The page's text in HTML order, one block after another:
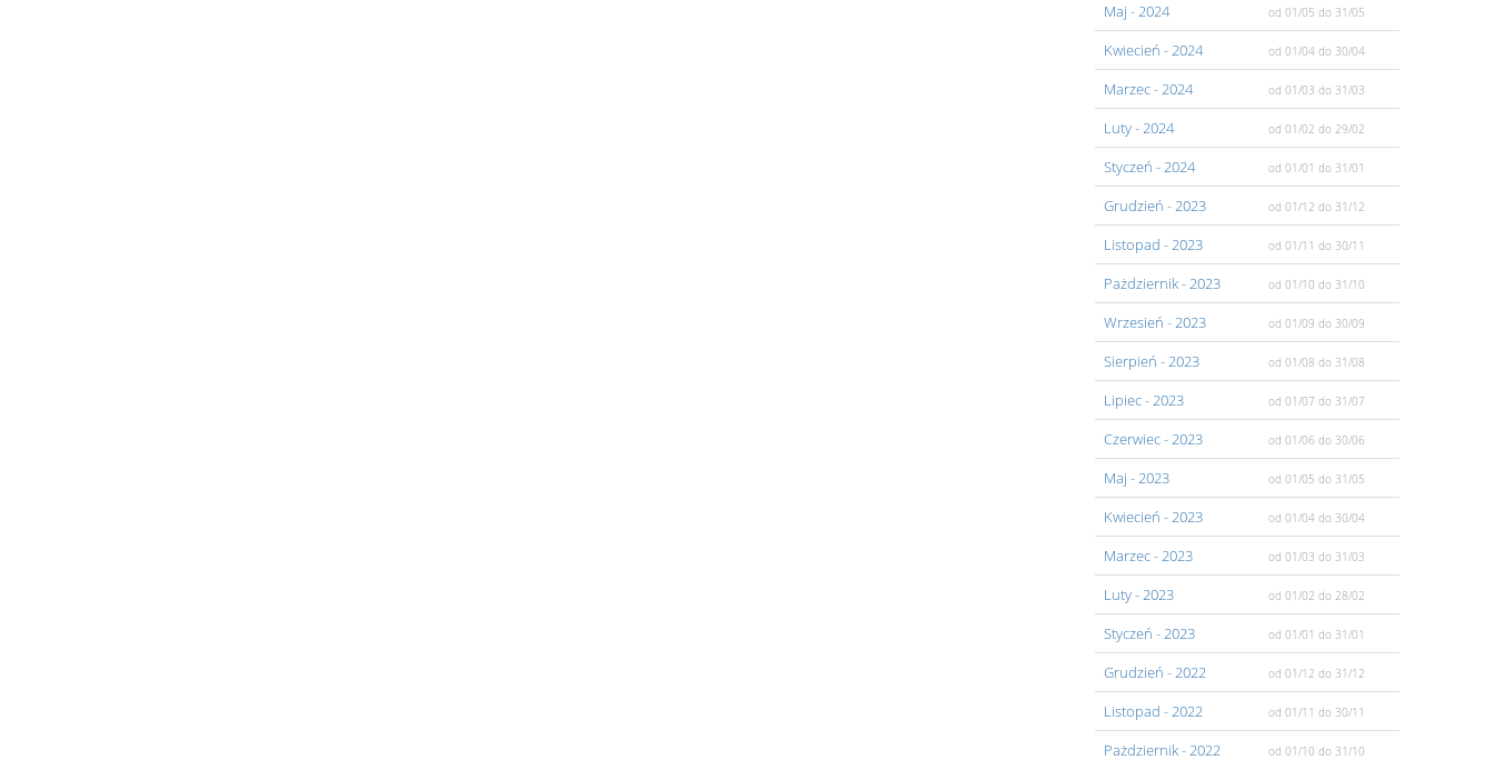
Maj - 2024 od 01/05 do 31/05
Kwiecień - 2024 od 01/04 do 30/04
Marzec- 2024 od 01/03 do 31/03
Luty- 2024 od 01/02 do 29/02
Styczeń - 2024 od 01/01 do 31/01
Grudzień - 2023 od 01/12 do 31/12
Listopad - 2023 od 01/11 do 30/11
Pażdziernik- 2023 od 01/10 do 31/10
Wrzesień - 2023 od 01/09 do 30/09
Sierpień - 2023 od 01/08 do 31/08
Lipiec- 2023 od 01/07 do 31/07
Czerwiec- 2023 od 01/06 do 30/06
Maj - 2023 od 01/05 do 31/05
Kwiecień - 2023 od 01/04 do 30/04
Marzec- 2023 od 01/03 do 31/03
Luty- 2023 od 01/02 do 28/02
Styczeń - 2023 od 01/01 do 31/01
Grudzień - 2022 od 01/12 do 31/12
Listopad - 2022 od 01/11 do 30/11
Pażdziernik- 2022 od 01/10 do 31/10